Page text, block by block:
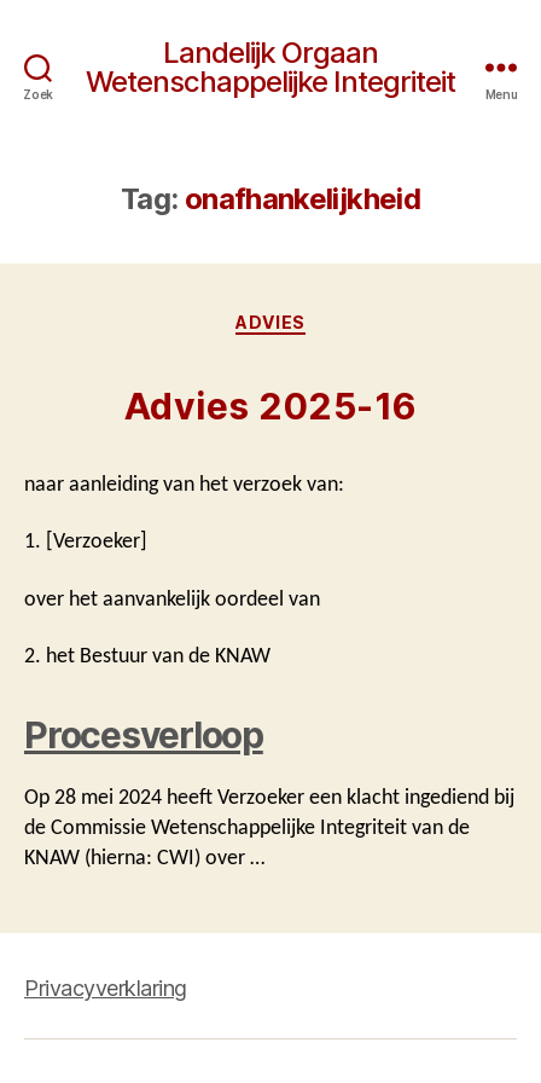
Zoek
Landelijk Orgaan
Wetenschappelijke Integriteit
Menu
Tag: onafhankelijkheid
Categorieën
ADVIES
Advies 2025-16
naar aanleiding van het verzoek van:
1. [Verzoeker]
over het aanvankelijk oordeel van
2. het Bestuur van de KNAW
Procesverloop
Op 28 mei 2024 heeft Verzoeker een klacht ingediend bij
de Commissie Wetenschappelijke Integriteit van de
KNAW (hierna: CWI) over …
Privacyverklaring